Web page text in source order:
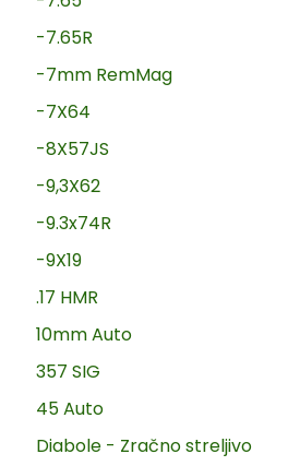
-7.65R
-7mm RemMag
-7X64
-8X57JS
-9,3X62
-9.3x74R
-9X19
.17 HMR
10mm Auto
357 SIG
45 Auto
Diabole - Zračno streljivo